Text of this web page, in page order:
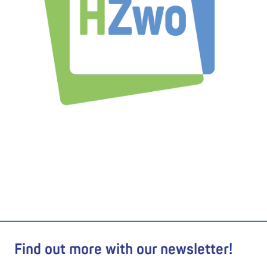
Find out more with our newsletter!